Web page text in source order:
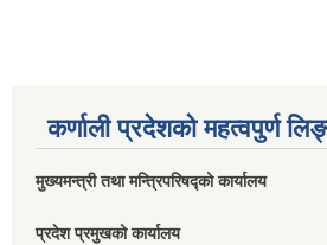
कर्णाली प्रदेशको महत्वपुर्ण
मुख्यमन्त्री तथा मन्त्रिपरिषद्को कार्यालय
प्रदेश प्रमुखको कार्यालय